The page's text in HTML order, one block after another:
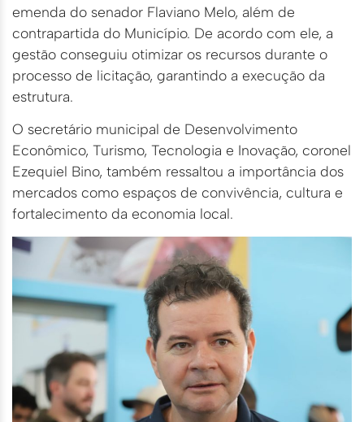
emenda do senador Flaviano Melo, além de
contrapartida do Município. De acordo com ele, a
gestão conseguiu otimizar os recursos durante o
processo de licitação, garantindo a execução da
estrutura.
O secretário municipal de Desenvolvimento
Econômico, Turismo, Tecnologia e Inovação, coronel
Ezequiel Bino, também ressaltou a importância dos
mercados como espaços de convivência, cultura e
fortalecimento da economia local.